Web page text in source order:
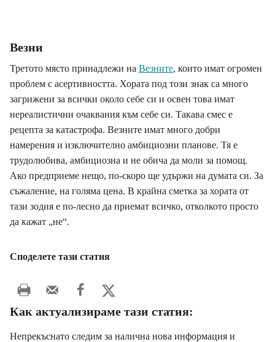
Везни
Третото място принадлежи на Везните, които имат огромен
проблем с асертивността. Хората под този знак са много
загрижени за всички около себе си и освен това имат
нереалистични очаквания към себе си. Такава смес е
рецепта за катастрофа. Везните имат много добри
намерения и изключително амбициозни планове. Тя е
трудолюбива, амбициозна и не обича да моли за помощ.
Ако предприеме нещо, по-скоро ще удържи на думата си. За
съжаление, на голяма цена. В крайна сметка за хората от
тази зодия е по-лесно да приемат всичко, отколкото просто
да кажат „не“.
Споделете тази статия
Как актуализираме тази статия:
Непрекъснато следим за налична нова информация и